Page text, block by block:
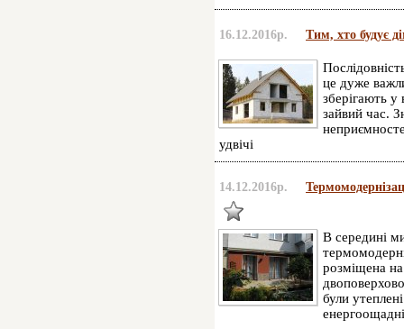
16.12.2016р. Тим, хто будує
це дуже
зберігають у
зайвий час.
удвічі
14.12.2016р.
В середині
розміщена
були